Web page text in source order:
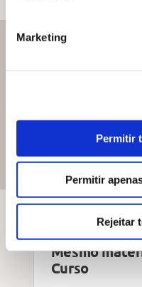
Marketing
Permitir
Permitir
Rejeitar
Mesmo
Curso